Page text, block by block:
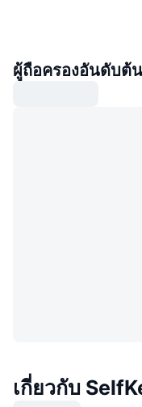
ผู้ถือครองอันดับต้น
เกี่ยวกับ